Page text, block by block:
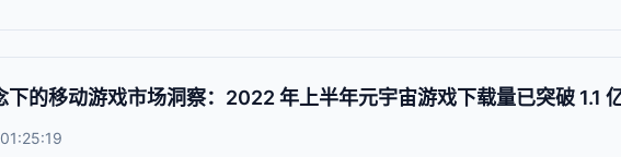
下的移动游戏市场洞察：2022 年上半年元宇宙游戏下载量已突破 1.1